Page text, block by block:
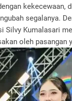
kekecewaan,
segalanya.
Silvy Kumalasari
oleh pasangan